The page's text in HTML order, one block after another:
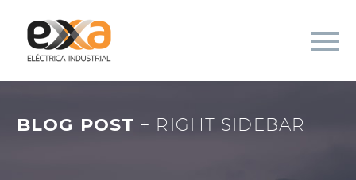
BLOG POST+ RIGHT SIDEBAR